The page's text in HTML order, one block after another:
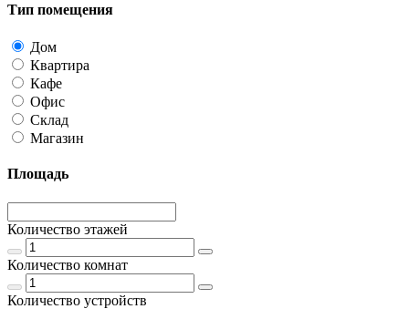
Тип помещения
Дом
Квартира
Кафе
Офис
Склад
Магазин
Площадь
Количество этажей
Количество комнат
Количество устройств